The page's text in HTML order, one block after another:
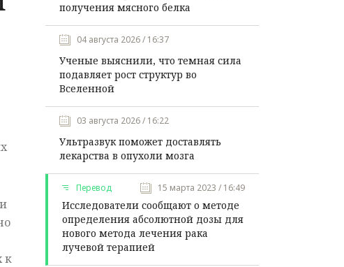
к
получения мясного белка
04 августа 2026 / 16:37
Ученые выяснили, что темная сила
подавляет рост структур во
Вселенной
03 августа 2026 / 16:22
Ультразвук поможет доставлять
лекарства в опухоли мозга
Перевод 15 марта 2023 / 16:49
Исследователи сообщают о методе
определения абсолютной дозы для
нового метода лечения рака
лучевой терапией